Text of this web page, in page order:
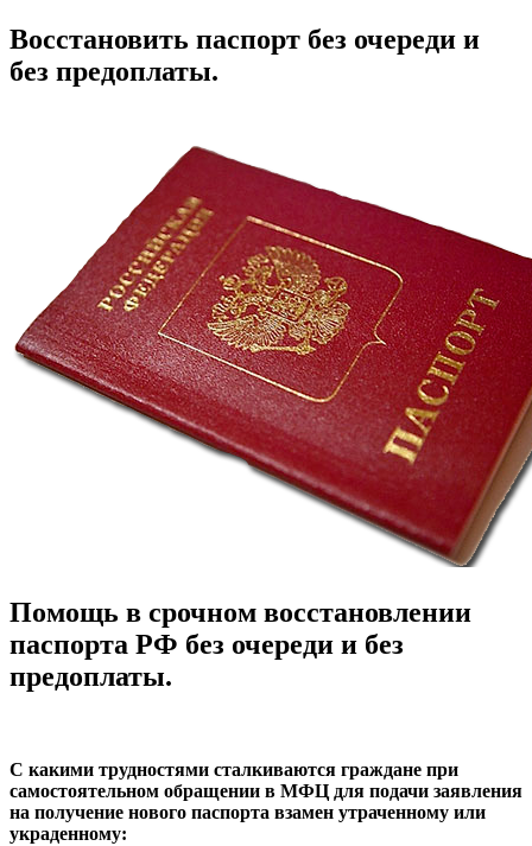
Восстановить паспорт без очереди и
без предоплаты.
Помощь в срочном восстановлении
паспорта РФ без очереди и без
предоплаты.
С какими трудностями сталкиваются граждане при
самостоятельном обращении в МФЦ для подачи заявления
на получение нового паспорта взамен утраченному или
украденному: